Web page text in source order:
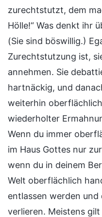
zurechtstutzt, dem
Hölle!“ Was denkt ihr
(Sie sind böswillig.)
Zurechtstutzung ist,
annehmen. Sie
hartnäckig, und
weiterhin
wiederholter
Wenn du immer
im Haus Gottes nur
wenn du in deinem
Welt oberflächlich
entlassen werden
verlieren. Meistens